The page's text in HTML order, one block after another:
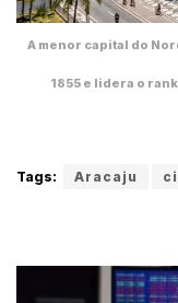
A menor capital do
1855 e lidera o
Tags: Aracaju